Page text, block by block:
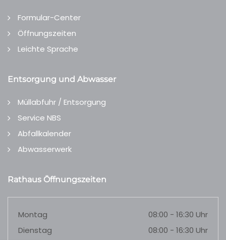
Formular-Center
Öffnungszeiten
Leichte Sprache
Entsorgung und Abwasser
Müllabfuhr / Entsorgung
Service NBS
Abfallkalender
Abwasserwerk
Rathaus Öffnungszeiten
Montag
08:00 - 16:30 Uhr
Dienstag
08:00 - 16:30 Uhr